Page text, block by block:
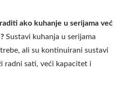
ako kuhanje u serijama već
Sustavi kuhanja u serijama
ali su kontinuirani sustavi
radni sati, veći kapacitet i